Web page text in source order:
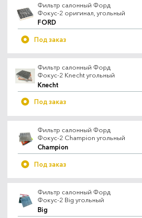
Фильтр салонный Форд
Фокус-2 оригинал, угольный
FORD
Под заказ
Фильтр салонный Форд
Фокус-2 Knecht угольный
Knecht
Под заказ
Фильтр салонный Форд
Фокус-2 Champion угольный
Champion
Под заказ
Фильтр салонный Форд
Фокус-2 Big угольный
Big